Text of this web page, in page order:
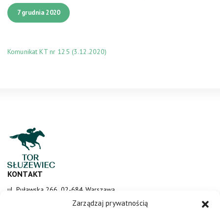
Zarządzaj prywatnością
7 grudnia 2020
Komunikat KT nr 125 (3.12.2020)
KONTAKT
ul. Puławska 266, 02-684 Warszawa
sluzewiec@totalizator.pl